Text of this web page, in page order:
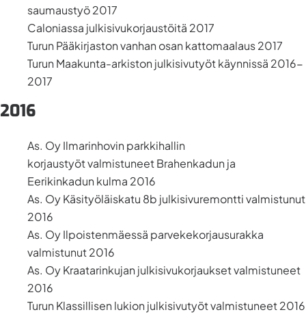
saumaustyö 2017
Caloniassa julkisivukorjaustöitä 2017
Turun Pääkirjaston vanhan osan kattomaalaus 2017
Turun Maakunta-arkiston julkisivutyöt käynnissä 2016-
2017
2016
As. Oy Ilmarinhovin parkkihallin
korjaustyöt valmistuneet Brahenkadun ja
Eerikinkadun kulma 2016
As. Oy Käsityöläiskatu 8b julkisivuremontti valmistunut
2016
As. Oy Ilpoistenmäessä parvekekorjausurakka
valmistunut 2016
As. Oy Kraatarinkujan julkisivukorjaukset valmistuneet
2016
Turun Klassillisen lukion julkisivutyöt valmistuneet 2016